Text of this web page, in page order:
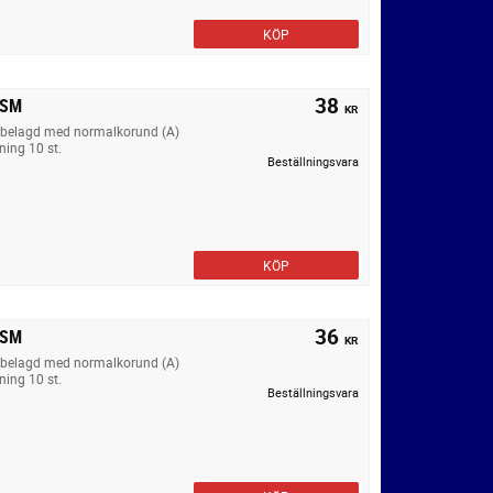
KÖP
med normalkorund (A)
10 st.
38 KR
Beställningsvara
KÖP
med normalkorund (A)
10 st.
36 KR
Beställningsvara